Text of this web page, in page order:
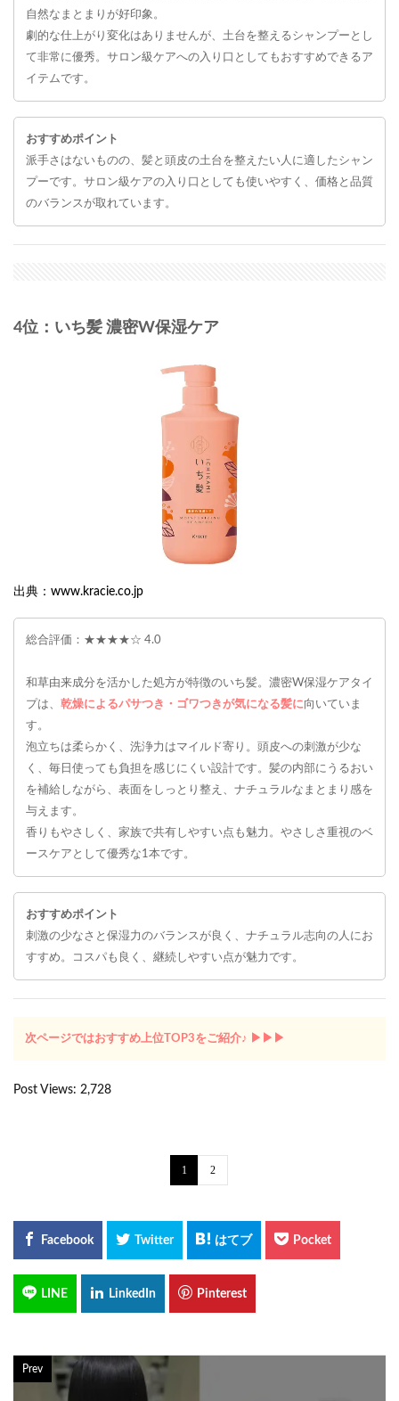
自然なまとまりが好印象。
劇的な仕上がり変化はありませんが、土台を整えるシャンプーとし
て非常に優秀。サロン級ケアへの入り口としてもおすすめできるア
イテムです。
おすすめポイント
派手さはないものの、髪と頭皮の土台を整えたい人に適したシャン
プーです。サロン級ケアの入り口としても使いやすく、価格と品質
のバランスが取れています。
4位：いち髪 濃密W保湿ケア
出典：www.kracie.co.jp
総合評価：★★★★☆ 4.0
和草由来成分を活かした処方が特徴のいち髪。濃密W保湿ケアタイ
プは、 乾燥によるパサつき・ゴワつきが気になる髪に向いていま
す。
泡立ちは柔らかく、洗浄力はマイルド寄り。頭皮への刺激が少な
く、毎日使っても負担を感じにくい設計です。髪の内部にうるおい
を補給しながら、表面をしっとり整え、ナチュラルなまとまり感を
与えます。
香りもやさしく、家族で共有しやすい点も魅力。やさしさ重視のベ
ースケアとして優秀な1本です。
おすすめポイント
刺激の少なさと保湿力のバランスが良く、ナチュラル志向の人にお
すすめ。コスパも良く、継続しやすい点が魅力です。
次ページではおすすめ上位TOP3をご紹介♪ ▶︎▶︎▶︎
Post Views: 2,728
1 2
Prev